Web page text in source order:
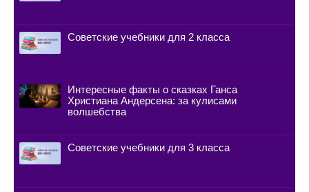
Советские учебники для 2 класса
Интересные факты о сказках Ганса
Христиана Андерсена: за кулисами
волшебства
Советские учебники для 3 класса